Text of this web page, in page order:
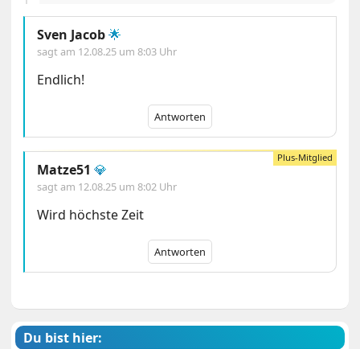
Sven Jacob🌟
sagt am 12.08.25 um 8:03 Uhr
Endlich!
Antworten
Matze51 💎
sagt am 12.08.25 um 8:02 Uhr
Wird höchste Zeit
Antworten
Du bist hier: